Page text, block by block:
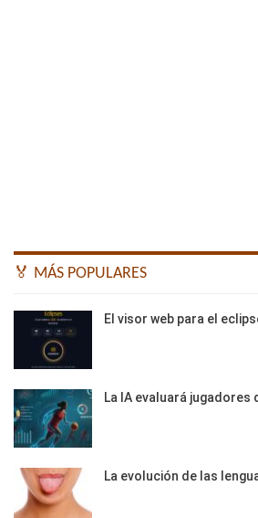
🏅 MÁS POPULARES
El visor web para el
La IA evaluará jugadores
La evolución de las